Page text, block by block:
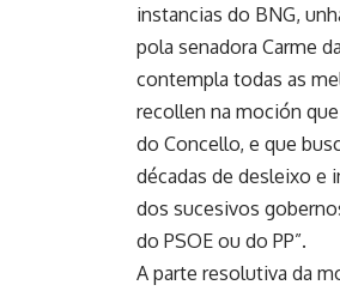
instancias do BNG,
pola senadora Carme
contempla todas as
recollen na moción
do Concello, e que
décadas de desleixo e
dos sucesivos
do PSOE ou do PP”.
A parte resolutiva da